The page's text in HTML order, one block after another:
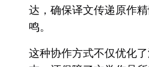
达，确保译文传递原作
鸣。
这种协作方式不仅优化